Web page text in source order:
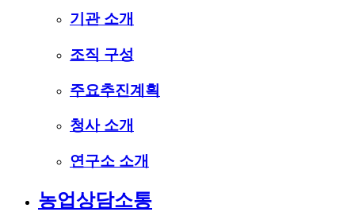
기관 소개
조직 구성
주요추진계획
청사 소개
연구소 소개
농업상담소통